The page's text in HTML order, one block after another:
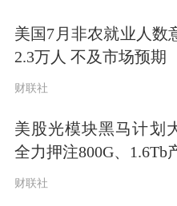
易冲突。”拉格兰
果继续下去，巴
美国7月非农就业人数
2.3万人 不及市场预期
财联社
美股光模块黑马计划
全力押注800G、1.6Tb
财联社